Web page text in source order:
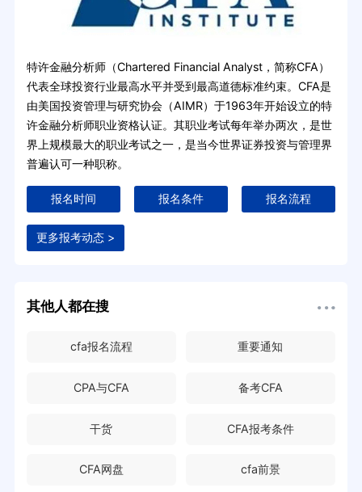
特许金融分析师（Chartered Financial Analyst，简称CFA）
代表全球投资行业最高水平并受到最高道德标准约束。CFA是
由美国投资管理与研究协会（AIMR）于1963年开始设立的特
许金融分析师职业资格认证。其职业考试每年举办两次，是世
界上规模最大的职业考试之一，是当今世界证券投资与管理界
普遍认可一种职称。
报名时间 报名条件 报名流程
更多报考动态 >
其他人都在搜
cfa报名流程 重要通知
CPA与CFA 备考CFA
干货 CFA报考条件
CFA网盘 cfa前景